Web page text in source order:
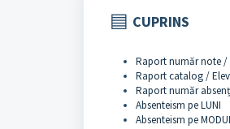
▤ CUPRINS
Raport număr note /
Raport catalog / Elev
Raport număr
Absenteism pe LUNI
Absenteism pe